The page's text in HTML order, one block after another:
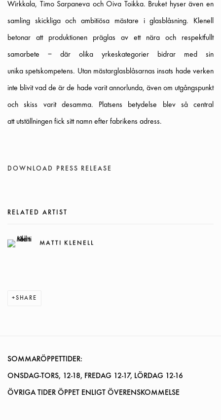
Wirkkala, Timo Sarpaneva och Oiva Toikka. Bruket hyser även en
samling skickliga och ambitiösa mästare i glasblåsning. Klenell
betonar att produktionen präglas av ett nära och respektfullt
samarbete – där olika yrkeskategorier bidrar med sin
unika spetskompetens. Utan mästarglasblåsarnas insats hade verken
inte blivit vad de är de hade varit annorlunda, även om utgångspunkt
och skiss varit desamma. Platsens betydelse blev så central
att utställningen fick sitt namn efter fabrikens adress.
DOWNLOAD PRESS RELEASE
RELATED ARTIST
MATTI KLENELL
SHARE
SOMMARÖPPETTIDER:
ONSDAG-TORS, 12-18, FREDAG 12-17, LÖRDAG 12-16
ÖVRIGA TIDER ÖPPET ENLIGT ÖVERENSKOMMELSE